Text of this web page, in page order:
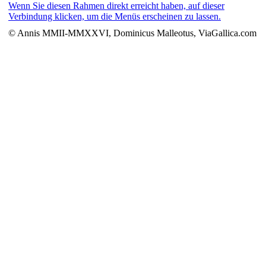
Wenn Sie diesen Rahmen direkt erreicht haben, auf dieser
Verbindung klicken, um die Menüs erscheinen zu lassen.
© Annis MMII-MMXXVI, Dominicus Malleotus, ViaGallica.com